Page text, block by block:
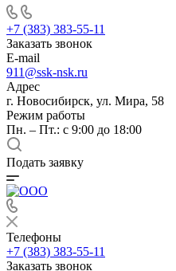
+7 (383) 383-55-11
Заказать звонок
E-mail
911@ssk-nsk.ru
Адрес
г. Новосибирск, ул. Мира, 58
Режим работы
Пн. – Пт.: с 9:00 до 18:00
Подать заявку
Телефоны
+7 (383) 383-55-11
Заказать звонок